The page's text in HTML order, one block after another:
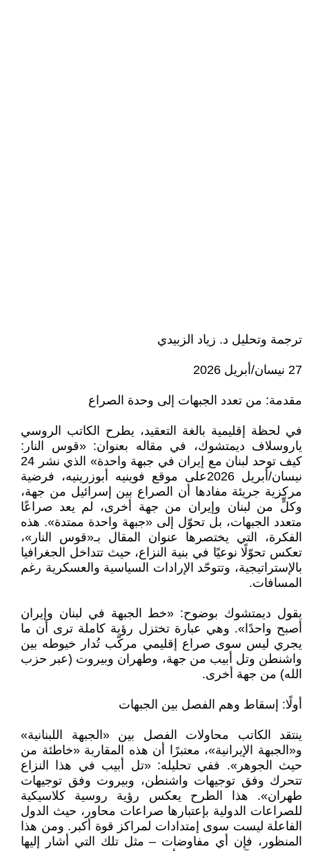
ترجمة وتحليل د. زياد الزبيدي
27 نيسان/أبريل 2026
مقدمة: من تعدد الجبهات إلى وحدة الصراع
في لحظة إقليمية بالغة التعقيد، يطرح الكاتب الروسي
ياروسلاف ديمتشوك، في مقاله بعنوان: «قوس النار:
كيف توحد لبنان مع إيران في جبهة واحدة» الذي نشر 24
نيسان/أبريل 2026على موقع فوينيه أبوزرينيه، فرضية
مركزية جريئة مفادها أن الصراع بين إسرائيل من جهة،
وكلٍّ من لبنان وإيران من جهة أخرى، لم يعد صراعًا
متعدد الجبهات، بل تحوّل إلى «جبهة واحدة ممتدة». هذه
الفكرة، التي يختصرها عنوان المقال بـ«قوس النار»،
تعكس تحوّلًا نوعيًا في بنية النزاع، حيث تتداخل الجغرافيا
بالإستراتيجية، وتتوحّد الإرادات السياسية والعسكرية رغم
المسافات.
يقول ديمتشوك بوضوح: «خط الجبهة في لبنان وإيران
أصبح واحدًا». وهي عبارة تختزل رؤية كاملة ترى أن ما
يجري ليس سوى صراع إقليمي مركّب تُدار خيوطه بين
واشنطن وتل أبيب من جهة، وطهران وبيروت (عبر حزب
الله) من جهة أخرى.
أولًا: إسقاط وهم الفصل بين الجبهات
ينتقد الكاتب محاولات الفصل بين «الجبهة اللبنانية»
و«الجبهة الإيرانية»، معتبرًا أن هذه المقاربة «خاطئة من
حيث الجوهر». ففي تحليله: «تل أبيب في هذا النزاع
تتحرك وفق توجيهات واشنطن، وبيروت وفق توجيهات
طهران». هذا الطرح يعكس رؤية روسية كلاسيكية
للصراعات الدولية بإعتبارها صراعات محاور، حيث الدول
الفاعلة ليست سوى إمتدادات لمراكز قوة أكبر. ومن هذا
المنظور، فإن أي مفاوضات – مثل تلك التي أشار إليها